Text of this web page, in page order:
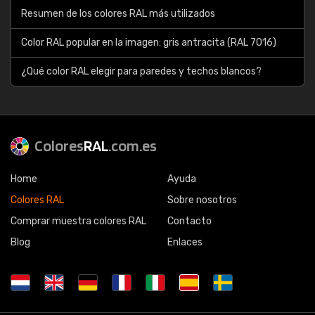
Resumen de los colores RAL más utilizados
Color RAL popular en la imagen: gris antracita (RAL 7016)
¿Qué color RAL elegir para paredes y techos blancos?
ColoresRAL.com.es
Home
Colores RAL
Comprar muestra colores RAL
Blog
Ayuda
Sobre nosotros
Contacto
Enlaces